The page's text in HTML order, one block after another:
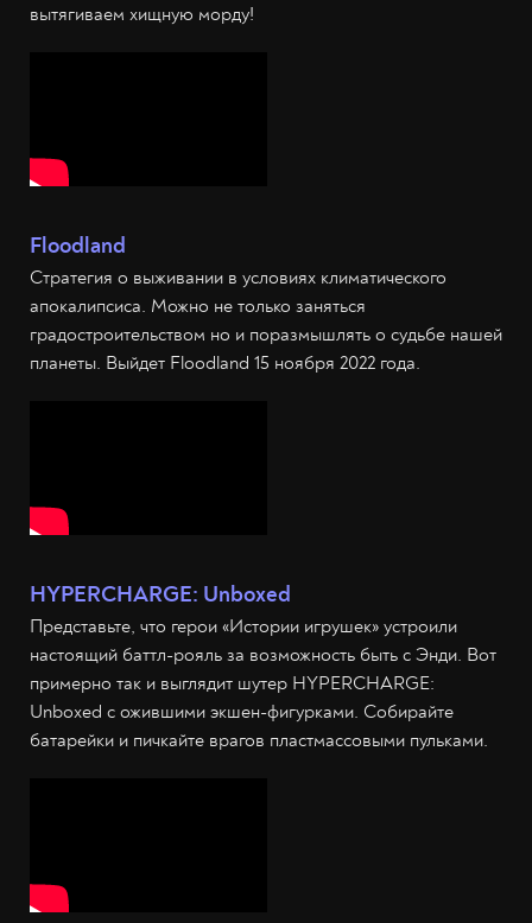
вытягиваем хищную морду!
Floodland
Стратегия о выживании в условиях климатического
апокалипсиса. Можно не только заняться
градостроительством но и поразмышлять о судьбе нашей
планеты. Выйдет Floodland 15 ноября 2022 года.
HYPERCHARGE: Unboxed
Представьте, что герои «Истории игрушек» устроили
настоящий баттл-рояль за возможность быть с Энди. Вот
примерно так и выглядит шутер HYPERCHARGE:
Unboxed с ожившими экшен-фигурками. Собирайте
батарейки и пичкайте врагов пластмассовыми пульками.